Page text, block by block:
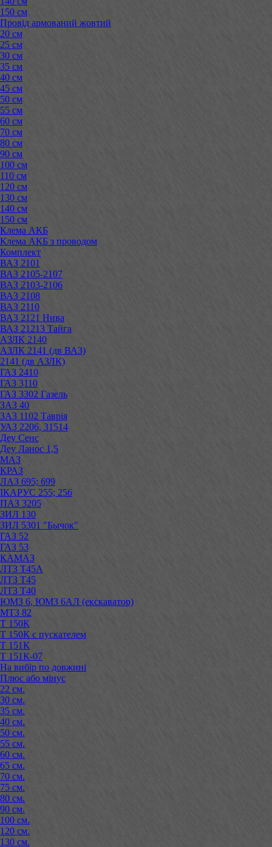
150 см
Провід армований жовтий
20 см
25 см
30 см
35 см
40 см
45 см
50 см
55 см
60 см
70 см
80 см
90 см
100 см
110 см
120 см
130 см
140 см
150 см
Клема АКБ
Клема АКБ з проводом
Комплект
ВАЗ 2101
ВАЗ 2105-2107
ВАЗ 2103-2106
ВАЗ 2108
ВАЗ 2110
ВАЗ 2121 Нива
ВАЗ 21213 Тайга
АЗЛК 2140
АЗЛК 2141 (дв ВАЗ)
2141 (дв АЗЛК)
ГАЗ 2410
ГАЗ 3110
ГАЗ 3302 Газель
ЗАЗ 40
ЗАЗ 1102 Таврія
УАЗ 2206, 31514
Деу Сенс
Деу Ланос 1,5
МАЗ
КРАЗ
ЛАЗ 695; 699
ІКАРУС 255; 256
ПАЗ 3205
ЗИЛ 130
ЗИЛ 5301 "Бычок"
ГАЗ 52
ГАЗ 53
КАМАЗ
ЛТЗ Т45А
ЛТЗ Т45
ЛТЗ Т40
ЮМЗ 6, ЮМЗ 6АЛ (екскаватор)
МТЗ 82
Т 150К
Т 150К с пускателем
Т 151К
Т 151К-07
На вибір по довжині
Плюс або мінус
22 см.
30 см.
35 см.
40 см.
50 см.
55 см.
60 см.
65 см.
70 см.
75 см.
80 см.
90 см.
100 см.
120 см.
130 см.